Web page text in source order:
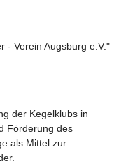
- Verein Augsburg e.V."
der Kegelklubs in
Förderung des
als Mittel zur